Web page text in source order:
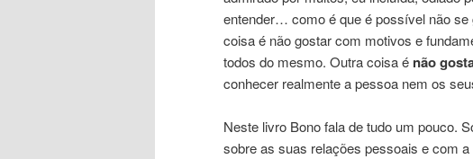
entender… como é que é possível não
coisa é não gostar com motivos e
todos do mesmo. Outra coisa é não
conhecer realmente a pessoa nem os
Neste livro Bono fala de tudo um pouco.
sobre as suas relações pessoais e com a